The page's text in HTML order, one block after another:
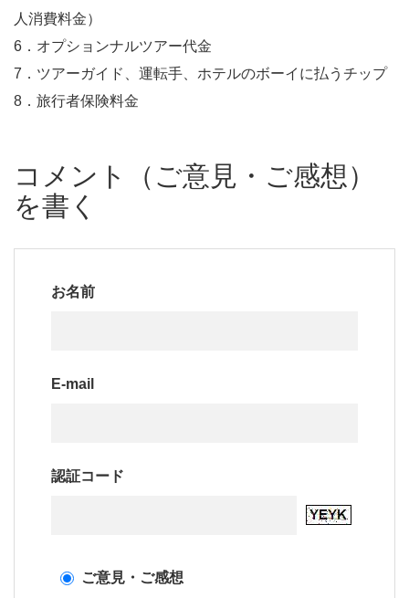
人消費料金）
6．オプションナルツアー代金
7．ツアーガイド、運転手、ホテルのボーイに払うチップ
8．旅行者保険料金
コメント（ご意見・ご感想）
を書く
お名前
E-mail
認証コード
ご意見・ご感想